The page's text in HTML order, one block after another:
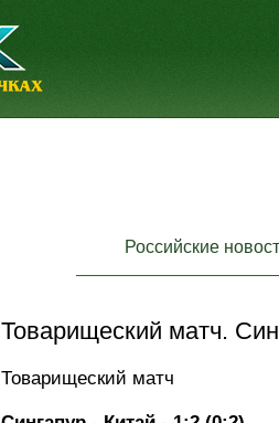
Российские
Товарищеский матч.
Товарищеский матч